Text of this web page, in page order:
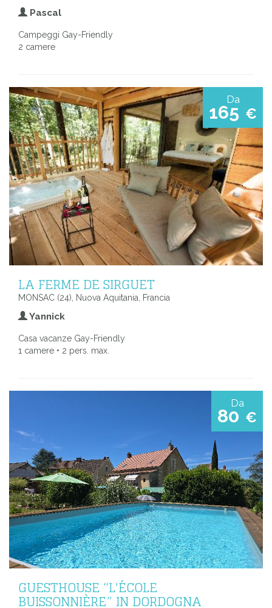
Pascal
Campeggi Gay-Friendly
2 camere
Da
165 €
LA FERME DE SIRGUET
MONSAC (24), Nuova Aquitania, Francia
Yannick
Casa vacanze Gay-Friendly
1 camere • 2 pers. max.
Da
80 €
GUESTHOUSE “L'ÉCOLE
BUISSONNIÈRE” IN DORDOGNA